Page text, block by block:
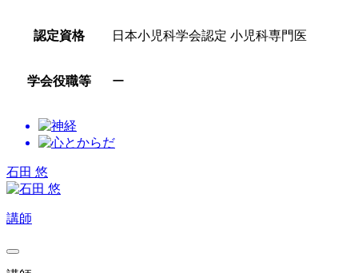
認定資格 日本小児科学会認定 小児科専門医
学会役職等 ー
石田 悠
講師